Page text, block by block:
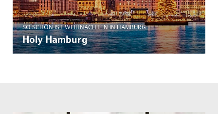
SO SCHÖN IST WEIHNACHTEN IN HAMBURG
Holy Hamburg